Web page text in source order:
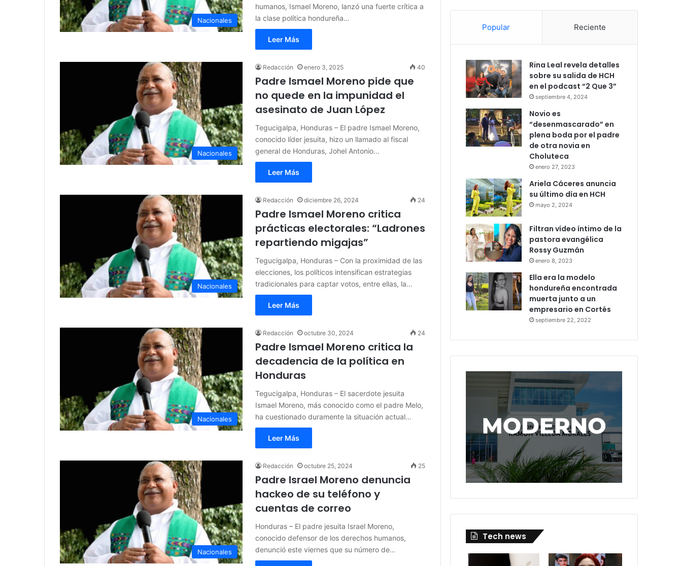
Nacionales
humanos, Ismael Moreno, lanzó una fuerte crítica a
la clase política hondureña…
Leer Más
Nacionales
Redacción enero 3, 2025 40
Padre Ismael Moreno pide que
no quede en la impunidad el
asesinato de Juan López
Tegucigalpa, Honduras – El padre Ismael Moreno,
conocido líder jesuita, hizo un llamado al fiscal
general de Honduras, Johel Antonio…
Leer Más
Nacionales
Redacción diciembre 26, 2024 24
Padre Ismael Moreno critica
prácticas electorales: “Ladrones
repartiendo migajas”
Tegucigalpa, Honduras – Con la proximidad de las
elecciones, los políticos intensifican estrategias
tradicionales para captar votos, entre ellas, la…
Leer Más
Nacionales
Redacción octubre 30, 2024 24
Padre Ismael Moreno critica la
decadencia de la política en
Honduras
Tegucigalpa, Honduras – El sacerdote jesuita
Ismael Moreno, más conocido como el padre Melo,
ha cuestionado duramente la situación actual…
Leer Más
Nacionales
Redacción octubre 25, 2024 25
Padre Israel Moreno denuncia
hackeo de su teléfono y
cuentas de correo
Honduras – El padre jesuita Israel Moreno,
conocido defensor de los derechos humanos,
denunció este viernes que su número de…
Popular Reciente
Rina Leal revela detalles
sobre su salida de HCH
en el podcast “2 Que 3”
septiembre 4, 2024
Novio es
“desenmascarado” en
plena boda por el padre
de otra novia en
Choluteca
enero 27, 2023
Ariela Cáceres anuncia
su último día en HCH
mayo 2, 2024
Filtran vídeo íntimo de la
pastora evangélica
Rossy Guzmán
enero 8, 2023
Ella era la modelo
hondureña encontrada
muerta junto a un
empresario en Cortés
septiembre 22, 2022
Tech news